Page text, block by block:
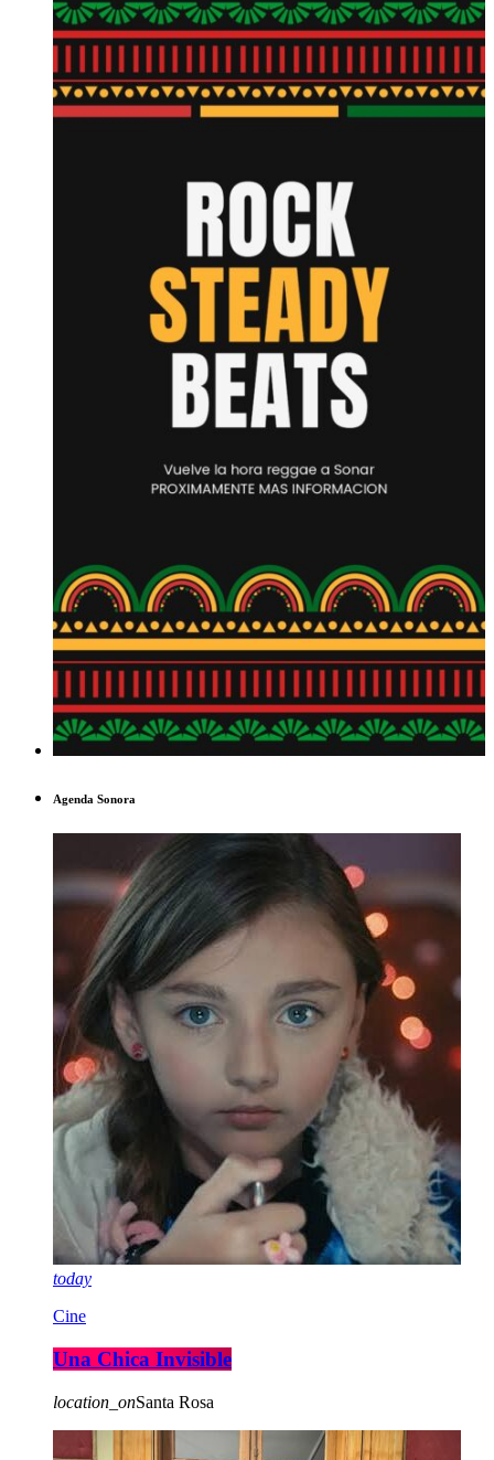
Agenda Sonora
today
Cine
Una Chica Invisible
location_onSanta Rosa